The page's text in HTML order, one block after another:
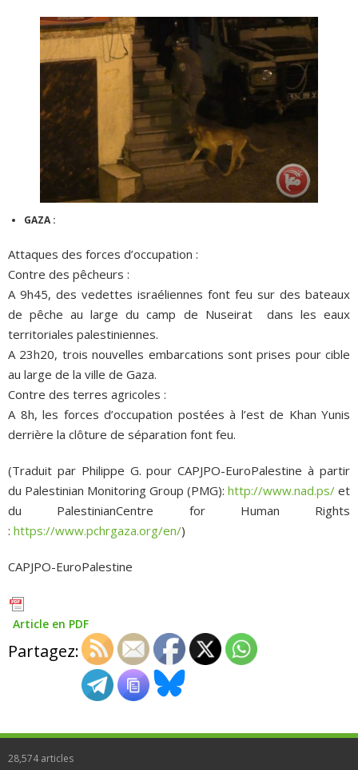
GAZA :
Attaques des forces d’occupation :
Contre des pêcheurs :
A 9h45, des vedettes israéliennes font feu sur des bateaux
de pêche au large du camp de Nuseirat dans les eaux
territoriales palestiniennes.
A 23h20, trois nouvelles embarcations sont prises pour cible
au large de la ville de Gaza.
Contre des terres agricoles :
A 8h, les forces d’occupation postées à l’est de Khan Yunis
derrière la clôture de séparation font feu.
(Traduit par Philippe G. pour CAPJPO-EuroPalestine à partir
du Palestinian Monitoring Group (PMG): http://www.nad.ps/ et
du PalestinianCentre for Human Rights
: https://www.pchrgaza.org/en/)
CAPJPO-EuroPalestine
Article en PDF
Partagez:
28,574articles